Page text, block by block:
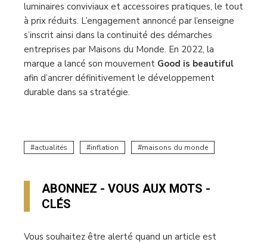
luminaires conviviaux et accessoires pratiques, le tout
à prix réduits. L’engagement annoncé par l’enseigne
s’inscrit ainsi dans la continuité des démarches
entreprises par Maisons du Monde. En 2022, la
marque a lancé son mouvement Good is beautiful
afin d’ancrer définitivement le développement
durable dans sa stratégie.
actualités inflation maisons du monde
ABONNEZ - VOUS AUX MOTS -
CLÉS
Vous souhaitez être alerté quand un article est